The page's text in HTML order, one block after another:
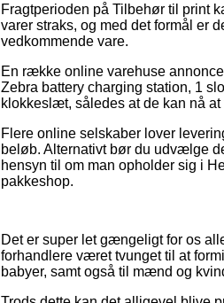
Fragtperioden på Tilbehør til print
varer straks, og med det formål er
vedkommende vare.
En række online varehuse
Zebra battery charging station, 1
klokkeslæt, således at de kan nå
Flere online selskaber lover
beløb. Alternativt bør du udvælge
hensyn til om man opholder sig i
pakkeshop.
Det er super let gængeligt for os
forhandlere været tvunget til at
babyer, samt også til mænd og